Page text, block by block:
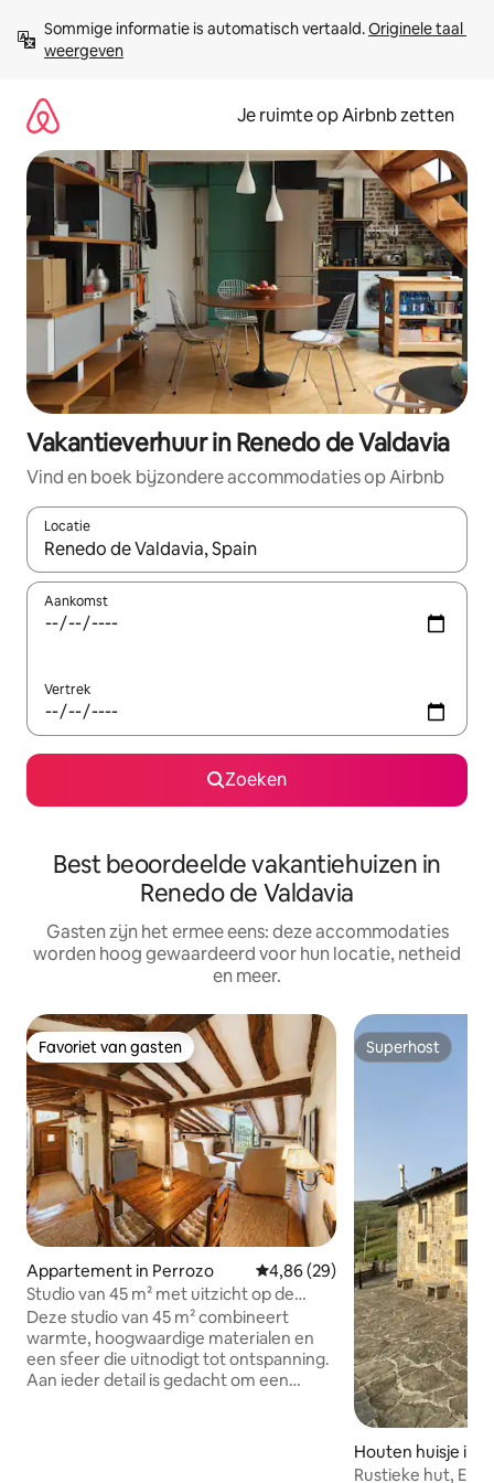
direct
naar
Sommige informatie is automatisch vertaald. Originele taal
weergeven
Je ruimte op Airbnb zetten
Vakantieverhuur in Renedo de Valdavia
Vind en boek bijzondere accommodaties op Airbnb
Locatie
Wanneer er suggesties beschikbaar zijn, maak je een keuze
Aankomst
Vertrek
Zoeken
Best beoordeelde vakantiehuizen in
Renedo de Valdavia
Gasten zijn het ermee eens: deze accommodaties
worden hoog gewaardeerd voor hun locatie, netheid
en meer.
Favoriet van gasten
Favoriet van gasten
Appartement in Perrozo Gemiddelde beoordeling van
4,86 (29)
Studio van 45 m² met uitzicht op de
Picos de Europa
Deze studio van 45 m² combineert
warmte, hoogwaardige materialen en
een sfeer die uitnodigt tot ontspanning.
Aan ieder detail is gedacht om een
Superhost
Superhost
Houten huisje in
Rustieke hut, El